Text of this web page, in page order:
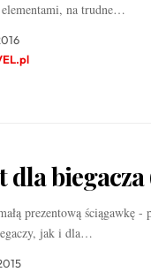
na trudne…
dla
prezentową ściągawkę
jak i dla…